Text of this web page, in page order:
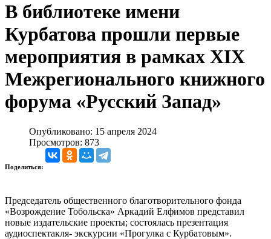
В библиотеке имени
Курбатова прошли первые
мероприятия в рамках XIX
Межрегионального книжного
форума «Русский Запад»
Опубликовано: 15 апреля 2024
Просмотров: 873
Поделиться:
Председатель общественного благотворительного фонда
«Возрождение Тобольска» Аркадий Елфимов представил
новые издательские проекты; состоялась презентация
аудиоспектакля- экскурсии «Прогулка с Курбатовым».